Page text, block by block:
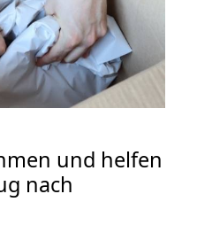
und helfen
nach